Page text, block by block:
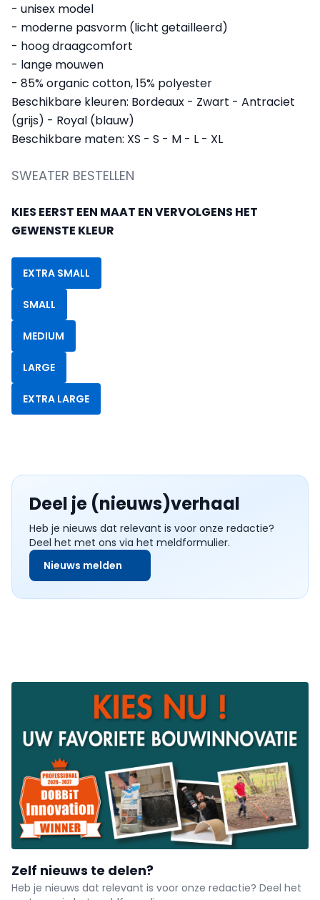
- unisex model
- moderne pasvorm (licht getailleerd)
- hoog draagcomfort
- lange mouwen
- 85% organic cotton, 15% polyester
Beschikbare kleuren: Bordeaux - Zwart - Antraciet
(grijs) - Royal (blauw)
Beschikbare maten: XS - S - M - L - XL
SWEATER BESTELLEN
KIES EERST EEN MAAT EN VERVOLGENS HET
GEWENSTE KLEUR
EXTRA SMALL
SMALL
MEDIUM
LARGE
EXTRA LARGE
Deel je (nieuws)verhaal
Heb je nieuws dat relevant is voor onze redactie?
Deel het met ons via het meldformulier.
Nieuws melden
Zelf nieuws te delen?
Heb je nieuws dat relevant is voor onze redactie? Deel het